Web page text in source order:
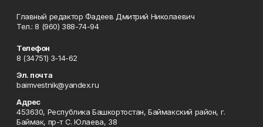
Главный редактор Фадеев Дмитрий Николаевич
Тел.: 8 (960) 388-74-94
Телефон
8 (34751) 3-14-62
Эл. почта
baimvestnik@yandex.ru
Адрес
453630, Республика Башкортостан, Баймакский район, г.
Баймак, пр-т С. Юлаева, 38